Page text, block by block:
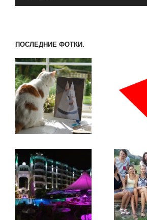
ПОСЛЕДНИЕ ФОТКИ.